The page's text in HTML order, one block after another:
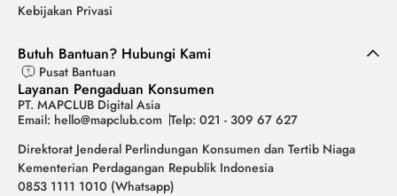
Kebijakan Privasi
Butuh Bantuan? Hubungi Kami
Pusat Bantuan
Layanan Pengaduan Konsumen
PT. MAPCLUB Digital Asia
Email: hello@mapclub.com Telp: 021 - 309 67 627
Direktorat Jenderal Perlindungan Konsumen dan Tertib Niaga
Kementerian Perdagangan Republik Indonesia
0853 1111 1010 (Whatsapp)